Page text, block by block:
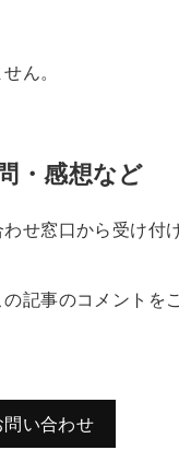
ん。
・感想など
せ窓口から受け付
記事のコメントを
問い合わせ